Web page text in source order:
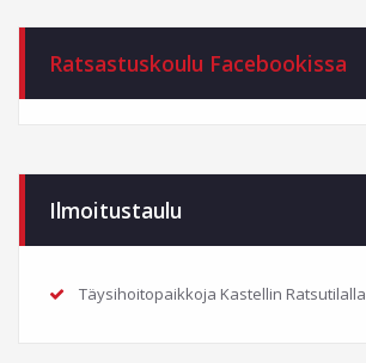
Ratsastuskoulu Facebookissa
Ilmoitustaulu
Täysihoitopaikkoja Kastellin Ratsutilalla